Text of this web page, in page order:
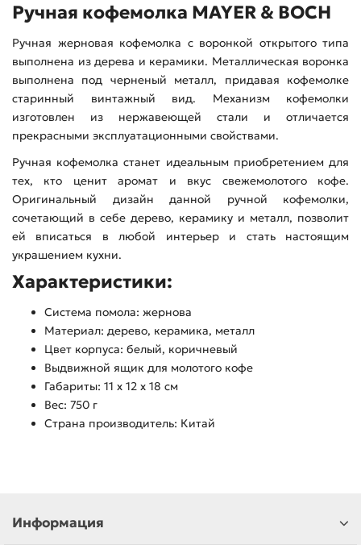
Ручная кофемолка MAYER & BOCH
Ручная жерновая кофемолка с воронкой открытого типа
выполнена из дерева и керамики. Металлическая воронка
выполнена под черненый металл, придавая кофемолке
старинный винтажный вид. Механизм кофемолки
изготовлен из нержавеющей стали и отличается
прекрасными эксплуатационными свойствами.
Ручная кофемолка станет идеальным приобретением для
тех, кто ценит аромат и вкус свежемолотого кофе.
Оригинальный дизайн данной ручной кофемолки,
сочетающий в себе дерево, керамику и металл, позволит
ей вписаться в любой интерьер и стать настоящим
украшением кухни.
Характеристики:
Система помола: жернова
Материал: дерево, керамика, металл
Цвет корпуса: белый, коричневый
Выдвижной ящик для молотого кофе
Габариты: 11 х 12 х 18 см
Вес: 750 г
Страна производитель: Китай
Информация